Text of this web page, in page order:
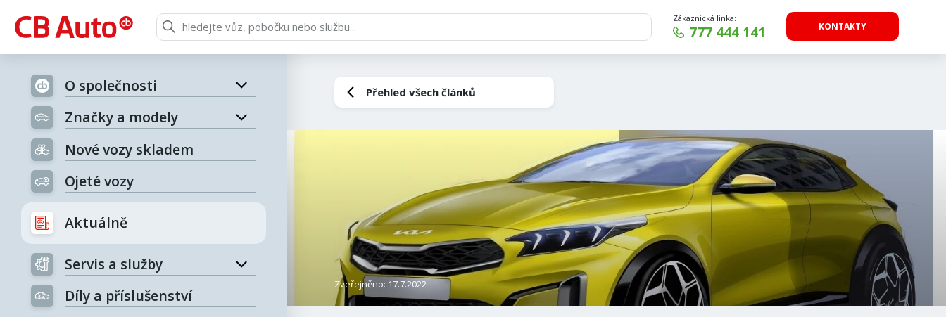
Zákaznická linka:
777 444 141 KONTAKTY
O společnosti
Značky a modely
Nové vozy skladem
Ojeté vozy
Aktuálně
Servis a služby
Díly a příslušenství
Přehled všech článků
Zveřejněno: 17.7.2022